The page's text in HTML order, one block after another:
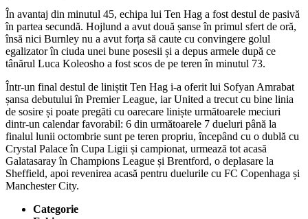
În avantaj din minutul 45, echipa lui Ten Hag a fost destul de pasivă
în partea secundă. Hojlund a avut două șanse în primul sfert de oră,
însă nici Burnley nu a avut forța să caute cu convingere golul
egalizator în ciuda unei bune posesii și a depus armele după ce
tânărul Luca Koleosho a fost scos de pe teren în minutul 73.
Într-un final destul de liniștit Ten Hag i-a oferit lui Sofyan Amrabat
șansa debutului în Premier League, iar United a trecut cu bine linia
de sosire și poate pregăti cu oarecare liniște următoarele meciuri
dintr-un calendar favorabil: 6 din următoarele 7 dueluri până la
finalul lunii octombrie sunt pe teren propriu, începând cu o dublă cu
Crystal Palace în Cupa Ligii și campionat, urmează tot acasă
Galatasaray în Champions League și Brentford, o deplasare la
Sheffield, apoi revenirea acasă pentru duelurile cu FC Copenhaga și
Manchester City.
Categorie